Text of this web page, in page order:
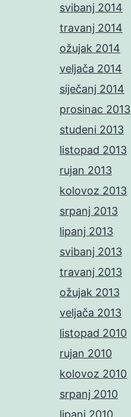
svibanj 2014
travanj 2014
ožujak 2014
veljača 2014
siječanj 2014
prosinac 2013
studeni 2013
listopad 2013
rujan 2013
kolovoz 2013
srpanj 2013
lipanj 2013
svibanj 2013
travanj 2013
ožujak 2013
veljača 2013
listopad 2010
rujan 2010
kolovoz 2010
srpanj 2010
lipanj 2010